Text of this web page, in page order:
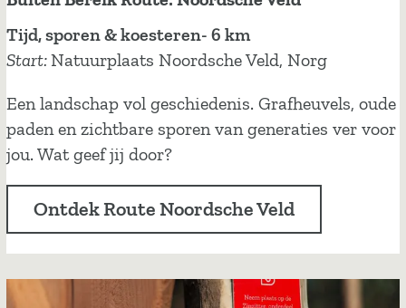
t
e
:
S
p
B
u
t
e
n
B
r
i
Tijd, sporen & koesteren- 6 km
Start:Natuurplaats Noordsche Veld, Norg
Een landschap vol geschiedenis. Grafheuvels, oude
paden en zichtbare sporen van generaties ver voor
jou. Wat geef jij door?
Ontdek Route Noordsche Veld